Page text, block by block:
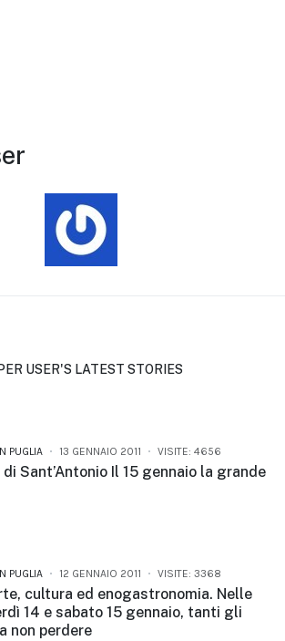
USER'S LATEST STORIES
PUGLIA 13 GENNAIO 2011 VISITE: 4656
Sant’Antonio Il 15 gennaio la grande
PUGLIA 12 GENNAIO 2011 VISITE: 3368
cultura ed enogastronomia. Nelle
14 e sabato 15 gennaio, tanti gli
non perdere